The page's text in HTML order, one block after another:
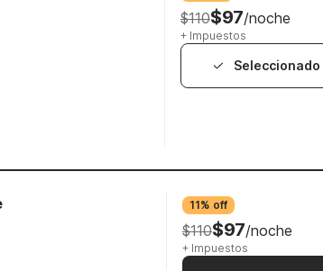
$110$97/noche
+ Impuestos
Seleccionado
11% off
$110$97/noche
+ Impuestos